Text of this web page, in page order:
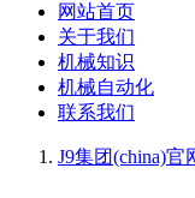
网站首页
关于我们
机械知识
机械自动化
联系我们
J9集团(china)官